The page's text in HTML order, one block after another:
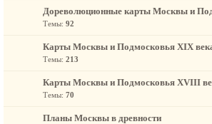
Дореволюционные карты Москвы и
Темы: 92
Карты Москвы и Подмосковья XIX
Темы: 213
Карты Москвы и Подмосковья XVIII
Темы: 70
Планы Москвы в древности